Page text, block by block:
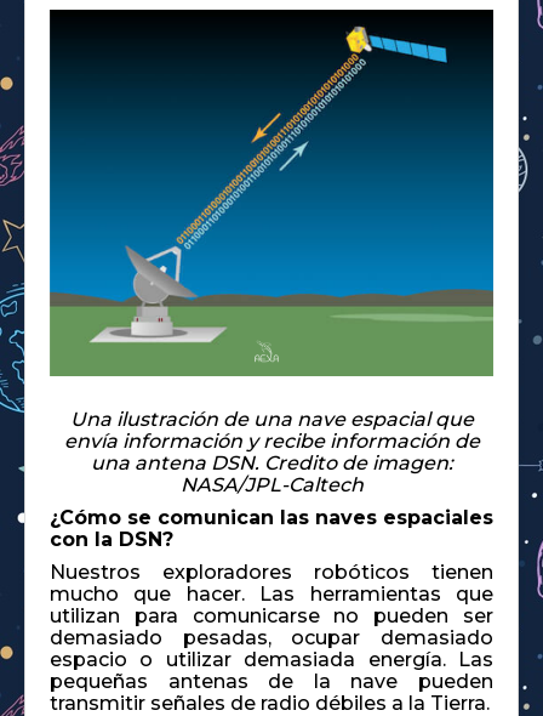
Una ilustración de una nave espacial que
envía información y recibe información de
una antena DSN. Credito de imagen:
NASA/JPL-Caltech
¿Cómo se comunican las naves espaciales
con la DSN?
Nuestros exploradores robóticos tienen
mucho que hacer. Las herramientas que
utilizan para comunicarse no pueden ser
demasiado pesadas, ocupar demasiado
espacio o utilizar demasiada energía. Las
pequeñas antenas de la nave pueden
transmitir señales de radio débiles a la Tierra.